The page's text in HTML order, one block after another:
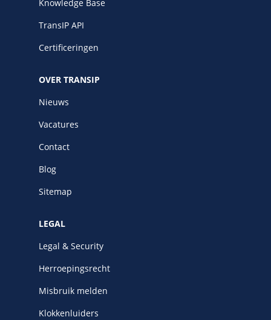
Knowledge Base
TransIP API
Certificeringen
OVER TRANSIP
Nieuws
Vacatures
Contact
Blog
Sitemap
LEGAL
Legal & Security
Herroepingsrecht
Misbruik melden
Klokkenluiders